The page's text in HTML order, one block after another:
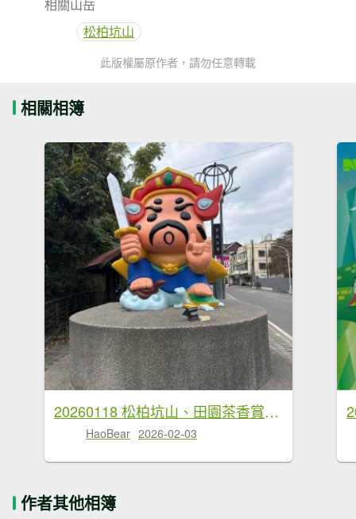
相關山岳
松柏坑山
此版權屬原作者，請勿任意轉載
相關相簿
20260118 松柏坑山、田園茶香賞茶步道(小百岳-松柏坑山)
HaoBear 2026-02-03
作者其他相簿